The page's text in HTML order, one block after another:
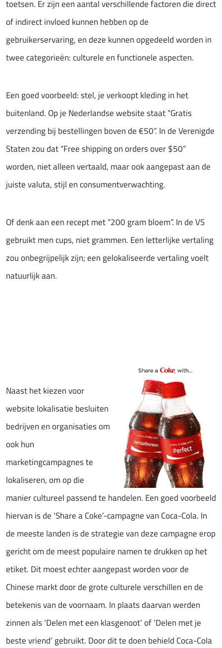
toetsen. Er zijn een aantal verschillende factoren die direct
of indirect invloed kunnen hebben op de
gebruikerservaring, en deze kunnen opgedeeld worden in
twee categorieën: culturele en functionele aspecten.
Een goed voorbeeld: stel, je verkoopt kleding in het
buitenland. Op je Nederlandse website staat “Gratis
verzending bij bestellingen boven de €50”. In de Verenigde
Staten zou dat “Free shipping on orders over $50”
worden, niet alleen vertaald, maar ook aangepast aan de
juiste valuta, stijl en consumentverwachting.
Of denk aan een recept met “200 gram bloem”. In de VS
gebruikt men cups, niet grammen. Een letterlijke vertaling
zou onbegrijpelijk zijn; een gelokaliseerde vertaling voelt
natuurlijk aan.
Naast het kiezen voor
website lokalisatie besluiten
bedrijven en organisaties om
ook hun
marketingcampagnes te
lokaliseren, om op die
manier cultureel passend te handelen. Een goed voorbeeld
hiervan is de ‘Share a Coke’-campagne van Coca-Cola. In
de meeste landen is de strategie van deze campagne erop
gericht om de meest populaire namen te drukken op het
etiket. Dit moest echter aangepast worden voor de
Chinese markt door de grote culturele verschillen en de
betekenis van de voornaam. In plaats daarvan werden
zinnen als ‘Delen met een klasgenoot’ of ‘Delen met je
beste vriend’ gebruikt. Door dit te doen behield Coca-Cola